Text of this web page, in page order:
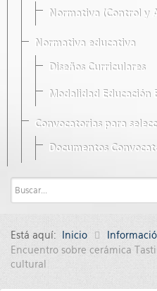
Normativa (Control y
Normativa educativa
Diseños Curriculares
Modalidad Educación
Convocatorias para
Documentos
Está aquí: Inicio
Encuentro sobre cerámica
cultural